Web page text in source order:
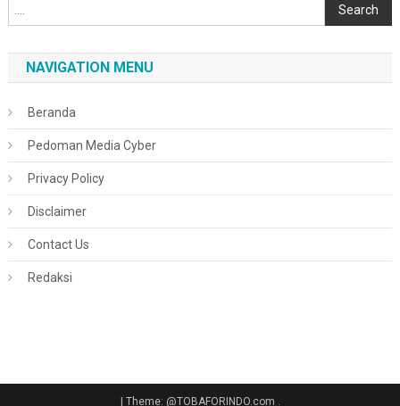
Search
NAVIGATION MENU
Beranda
Pedoman Media Cyber
Privacy Policy
Disclaimer
Contact Us
Redaksi
Theme: @TOBAFORINDO.com .